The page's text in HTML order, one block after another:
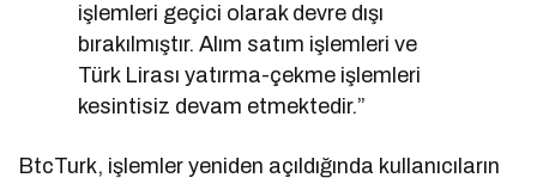
işlemleri geçici olarak devre dışı
bırakılmıştır. Alım satım işlemleri ve
Türk Lirası yatırma-çekme işlemleri
kesintisiz devam etmektedir.”
BtcTurk, işlemler yeniden açıldığında kullanıcıların